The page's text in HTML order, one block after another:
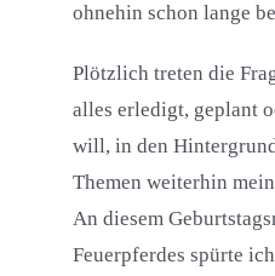
ohnehin schon lange
Plötzlich treten die
alles erledigt, geplant
will, in den
Themen weiterhin
An diesem
Feuerpferdes spürte